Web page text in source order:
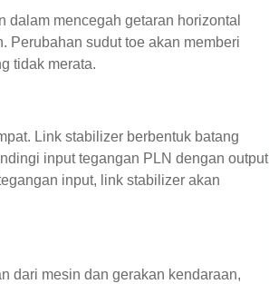
dalam mencegah getaran horizontal
Perubahan sudut toe akan memberi
tidak merata.
Link stabilizer berbentuk batang
input tegangan PLN dengan output
input, link stabilizer akan
dari mesin dan gerakan kendaraan,